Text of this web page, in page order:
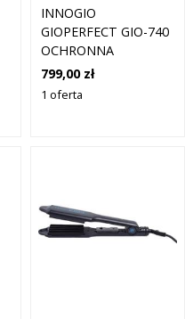
INNOGIO
GIOPERFECT GIO-740
OCHRONNA
SUSZARKO-
PROSTOWNICA DO
799,00 zł
1 oferta